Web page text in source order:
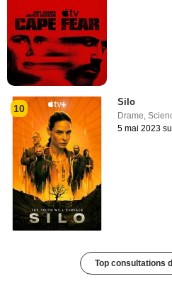
10
Silo
Drame,
5 mai 2023
Top consultations